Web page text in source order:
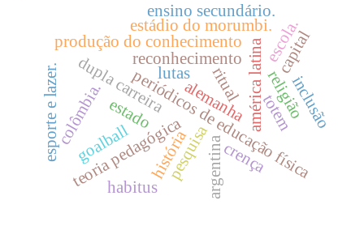
dupla carreiraperiódicos de educação física
américa latina
reconhecimento
pesquisaargentina
produção do conhecimento
colômbia.
teoria pedagógica
alemanha
crença
totem
ritual religião
lutas
história
escola.
estado
goalball
estádio do morumbi.
habitus
capital
ensino secundário.
inclusão
esporte e lazer.